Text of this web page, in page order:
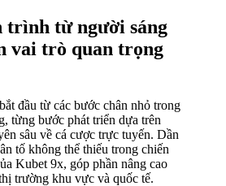
trình từ người sáng
vai trò quan trọng
đầu từ các bước chân nhỏ trong
từng bước phát triển dựa trên
sâu về cá cược trực tuyến. Dần
tố không thể thiếu trong chiến
Kubet 9x, góp phần nâng cao
trường khu vực và quốc tế.